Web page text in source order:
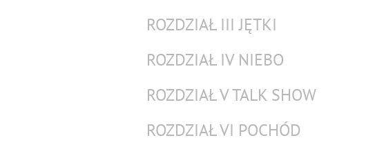
ROZDZIAŁ III JĘTKI
ROZDZIAŁ IV NIEBO
ROZDZIAŁ V TALK SHOW
ROZDZIAŁ VI POCHÓD